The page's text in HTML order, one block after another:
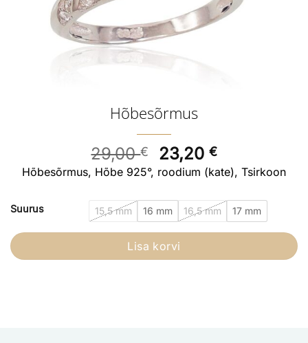
Hõbesõrmus
29,00€
Algne
hind
29,00 €.
23,20 €Current
price
23,20 €.
Hõbesõrmus, Hõbe 925°, roodium (kate), Tsirkoon
Suurus 15,5 mm 16 mm 16,5 mm 17 mm
Lisa korvi